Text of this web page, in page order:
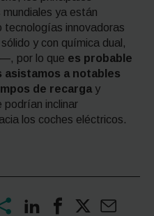
ya están
tecnologías innovadoras
y con química dual,
por lo que es probable
asistamos a notables
de recarga y
podrían inclinar
los coches eléctricos.